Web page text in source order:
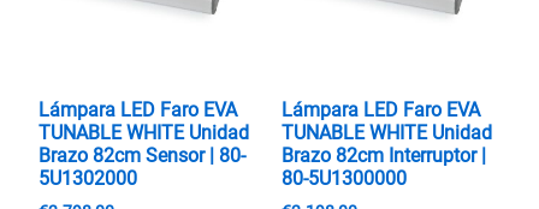
Lámpara LED Faro EVA
TUNABLE WHITE Unidad
Brazo 82cm Sensor | 80-
5U1302000
Lámpara LED Faro EVA
TUNABLE WHITE Unidad
Brazo 82cm Interruptor |
80-5U1300000